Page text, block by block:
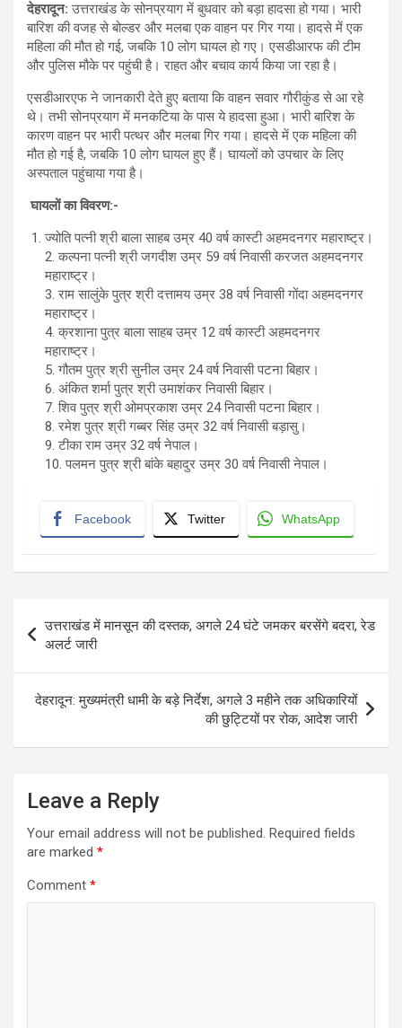
देहरादून: उत्तराखंड के सोनप्रयाग में बुधवार को बड़ा हादसा हो गया। भारी
बारिश की वजह से बोल्डर और मलबा एक वाहन पर गिर गया। हादसे में एक
महिला की मौत हो गई, जबकि 10 लोग घायल हो गए। एसडीआरफ की टीम
और पुलिस मौके पर पहुंची है। राहत और बचाव कार्य किया जा रहा है।
एसडीआरएफ ने जानकारी देते हुए बताया कि वाहन सवार गौरीकुंड से आ रहे
थे। तभी सोनप्रयाग में मनकटिया के पास ये हादसा हुआ। भारी बारिश के
कारण वाहन पर भारी पत्थर और मलबा गिर गया। हादसे में एक महिला की
मौत हो गई है, जबकि 10 लोग घायल हुए हैं। घायलों को उपचार के लिए
अस्पताल पहुंचाया गया है।
घायलों का विवरण:-
ज्योति पत्नी श्री बाला साहब उम्र 40 वर्ष कास्टी अहमदनगर महाराष्ट्र।
2. कल्पना पत्नी श्री जगदीश उम्र 59 वर्ष निवासी करजत अहमदनगर
महाराष्ट्र।
3. राम सालुंके पुत्र श्री दत्तामय उम्र 38 वर्ष निवासी गोंदा अहमदनगर
महाराष्ट्र।
4. क्रशाना पुत्र बाला साहब उम्र 12 वर्ष कास्टी अहमदनगर
महाराष्ट्र।
5. गौतम पुत्र श्री सुनील उम्र 24 वर्ष निवासी पटना बिहार।
6. अंकित शर्मा पुत्र श्री उमाशंकर निवासी बिहार।
7. शिव पुत्र श्री ओमप्रकाश उम्र 24 निवासी पटना बिहार।
8. रमेश पुत्र श्री गब्बर सिंह उम्र 32 वर्ष निवासी बड़ासु।
9. टीका राम उम्र 32 वर्ष नेपाल।
10. पलमन पुत्र श्री बांके बहादुर उम्र 30 वर्ष निवासी नेपाल।
Facebook Twitter WhatsApp
navigation
उत्तराखंड में मानसून की दस्तक, अगले 24 घंटे जमकर बरसेंगे बदरा, रेड
अलर्ट जारी
देहरादून: मुख्यमंत्री धामी के बड़े निर्देश, अगले 3 महीने तक अधिकारियों
की छुट्टियों पर रोक, आदेश जारी
Leave a Reply
Your email address will not be published. Required fields
are marked *
Comment *